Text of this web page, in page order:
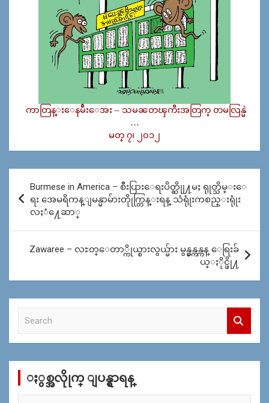
ကာတြန္းေနမ်ဴိးေအး – သမၼတၾကီးအတြက္ တမလြန္မဲ
…
မတ္ ၇၊ ၂၀၁၂
navigation
Burmese in America – စီးပြားေရးပိတ္ဆိုု႔မႈ ရုုတ္သိမ္းေ
ရး အေမရိကန္ျမန္မာမ်ားတိုုက္တြန္းရန္ သံရုုံးကစည္းရုုံး
လႈံ႔ေဆာ္
Zawaree – လႊတ္ေတာ္ကိုယ္စားလွယ္မ်ား မွန္မွန္ကန္ကန္ ေရြးခ်
ယ္ႏိုင္ဖို႔
c
ႏွစ္အလိုုက္ ျပန္ရွာရန္